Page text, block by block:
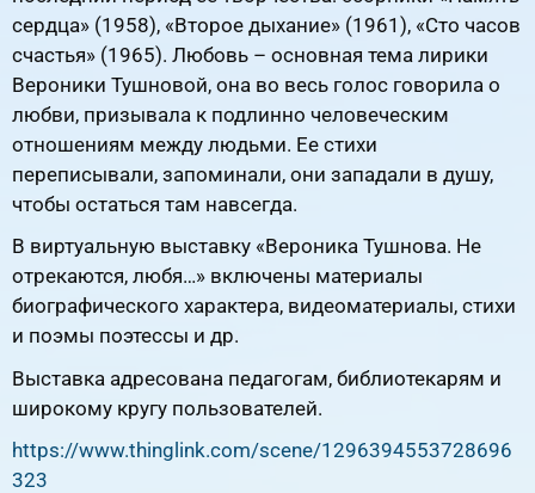
сердца» (1958), «Второе дыхание» (1961), «Сто часов
счастья» (1965). Любовь – основная тема лирики
Вероники Тушновой, она во весь голос говорила о
любви, призывала к подлинно человеческим
отношениям между людьми. Ее стихи
переписывали, запоминали, они западали в душу,
чтобы остаться там навсегда.
В виртуальную выставку «Вероника Тушнова. Не
отрекаются, любя…» включены материалы
биографического характера, видеоматериалы, стихи
и поэмы поэтессы и др.
Выставка адресована педагогам, библиотекарям и
широкому кругу пользователей.
https://www.thinglink.com/scene/1296394553728696
323